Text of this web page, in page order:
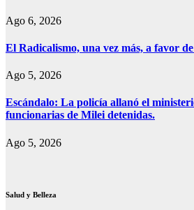
Ago 6, 2026
El Radicalismo, una vez más, a favor
Ago 5, 2026
Escándalo: La policía allanó el
funcionarias de Milei detenidas.
Ago 5, 2026
Salud y Belleza